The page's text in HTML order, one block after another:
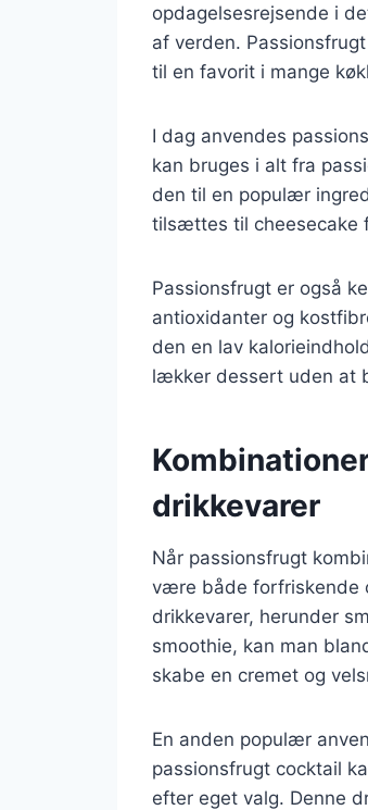
opdagelsesrejsende i
af verden.
til en favorit i mange
I dag anvendes
kan bruges i alt fra
den til en populær
tilsættes til cheesecake
Passionsfrugt er også
antioxidanter og
den en lav
lækker dessert uden at
drikkevarer
Når passionsfrugt
være både forfriskende
drikkevarer, herunder
smoothie, kan man
skabe en cremet og
En anden populær
passionsfrugt cocktail
efter eget valg. Denne